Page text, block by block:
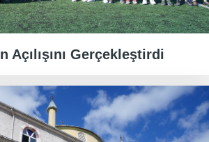
Açılışını Gerçekleştirdi